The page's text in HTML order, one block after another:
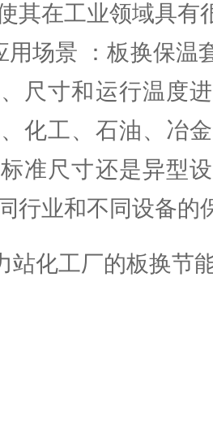
其在工业领域具有
用场景 ：板换保温
尺寸和运行温度
化工、石油、冶
准尺寸还是异型
行业和不同设备的